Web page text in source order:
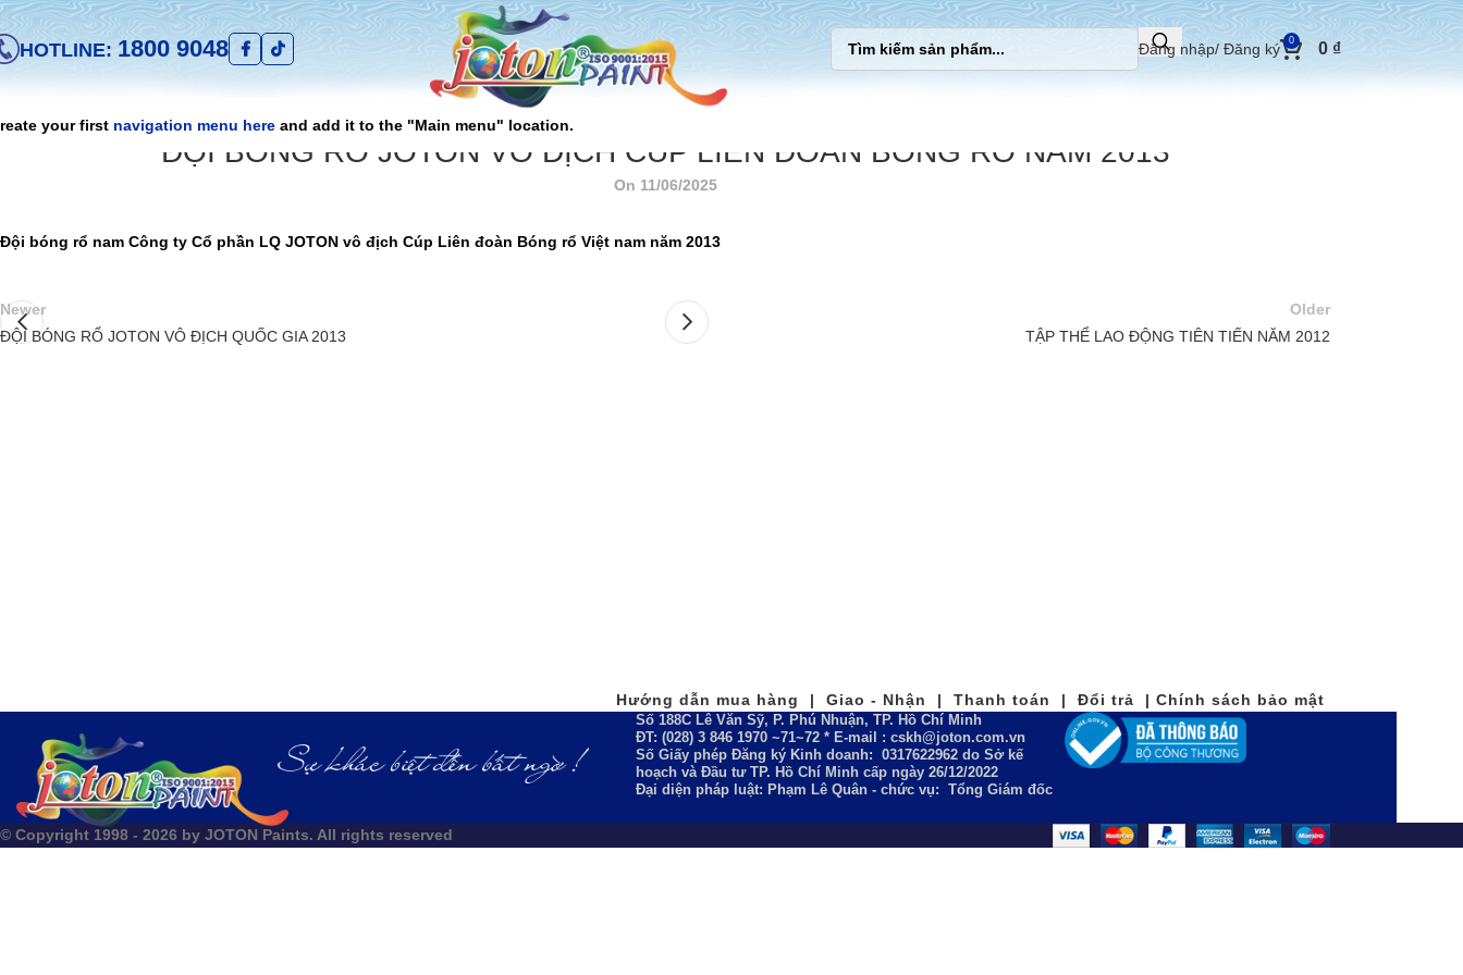
HOTLINE: 1800 9048 Đăng nhập/ Đăng ký 0 0 ₫
your first navigation menu here and add it to the "Main menu" location.
ĐỘI BÓNG RỔ JOTON VÔ ĐỊCH CÚP LIÊN ĐOÀN BÓNG RỔ NĂM 2013
On 11/06/2025
Đội bóng rổ nam Công ty Cổ phần LQ JOTON vô địch Cúp Liên đoàn Bóng rổ Việt nam năm 2013
Newer
ĐỘI BÓNG RỔ JOTON VÔ ĐỊCH QUỐC GIA 2013
Older
TẬP THỂ LAO ĐỘNG TIÊN TIẾN NĂM 2012
Hướng dẫn mua hàng | Giao - Nhận | Thanh toán | Đổi trả | Chính sách bảo mật
Số 188C Lê Văn Sỹ, P. Phú Nhuận, TP. Hồ Chí Minh
ĐT: (028) 3 846 1970 ~71~72 * E-mail : cskh@joton.com.vn
Số Giấy phép Đăng ký Kinh doanh: 0317622962 do Sở kế
hoạch và Đầu tư TP. Hồ Chí Minh cấp ngày 26/12/2022
Đại diện pháp luật: Phạm Lê Quân - chức vụ: Tổng Giám đốc
© Copyright 1998 - 2026 by JOTON Paints. All rights reserved